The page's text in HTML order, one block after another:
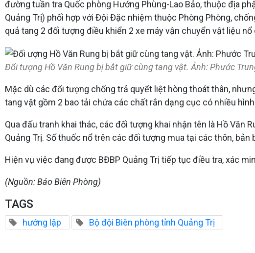
đường tuần tra Quốc phòng Hướng Phùng-Lao Bảo, thuộc địa
Quảng Trị) phối hợp với Đội Đặc nhiệm thuộc Phòng Phòng,
quả tang 2 đối tượng điều khiển 2 xe máy vận chuyển vật liệu
Đối tượng Hồ Văn Rung bị bắt giữ cùng tang vật. Ảnh: Phước
Mặc dù các đối tượng chống trả quyết liệt hòng thoát thân,
tang vật gồm 2 bao tải chứa các chất rắn dạng cục có nhiều
Qua đấu tranh khai thác, các đối tượng khai nhận tên là Hồ Văn
Quảng Trị. Số thuốc nổ trên các đối tượng mua tại các thôn,
Hiện vụ việc đang được BĐBP Quảng Trị tiếp tục điều tra, xác
(Nguồn: Báo Biên Phòng)
TAGS
hướng lập Bộ đội Biên phòng tỉnh Quảng Trị